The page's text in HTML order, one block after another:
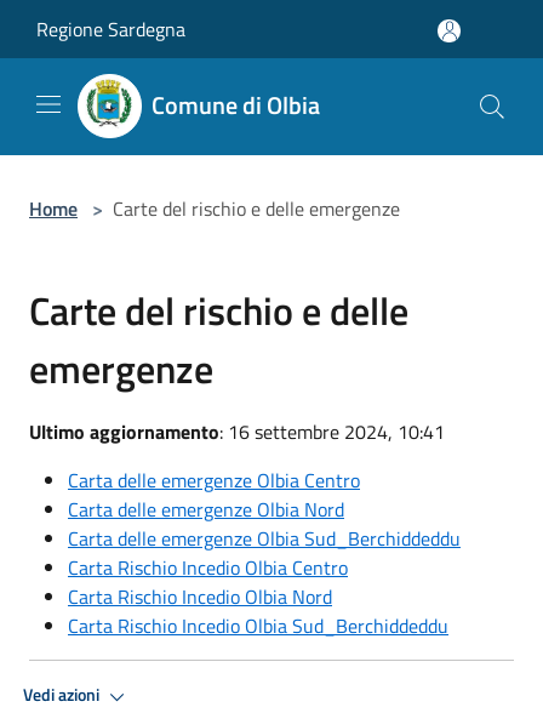
Regione Sardegna
Comune di Olbia
Home > Carte del rischio e delle emergenze
Carte del rischio e delle
emergenze
Ultimo aggiornamento: 16 settembre 2024, 10:41
Carta delle emergenze Olbia Centro
Carta delle emergenze Olbia Nord
Carta delle emergenze Olbia Sud_Berchiddeddu
Carta Rischio Incedio Olbia Centro
Carta Rischio Incedio Olbia Nord
Carta Rischio Incedio Olbia Sud_Berchiddeddu
Vedi azioni